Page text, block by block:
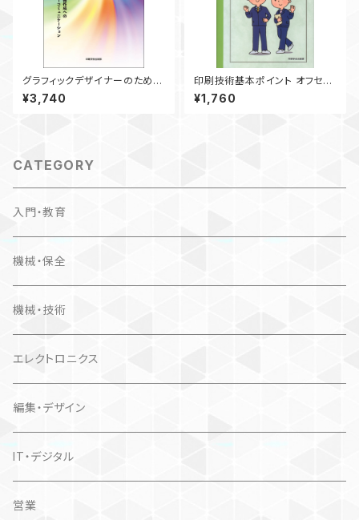
グラフィックデザイナーのための
色の基本 ― 印刷物作成への
カラーコミュニケーション ―
¥3,740
印刷技術基本ポイント オフセッ
トインキ編
¥1,760
CATEGORY
入門・教育
機械・保全
機械・技術
エレクトロニクス
編集・デザイン
IT・デジタル
営業